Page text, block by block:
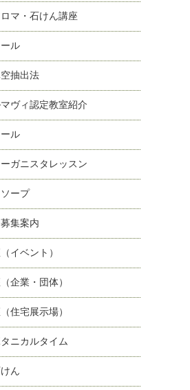
マ・石けん講座
ル
抽出法
ヴィ認定教室紹介
ル
ガニスタレッスン
ープ
集案内
イベント）
企業・団体）
住宅展示場）
ニカルタイム
ん